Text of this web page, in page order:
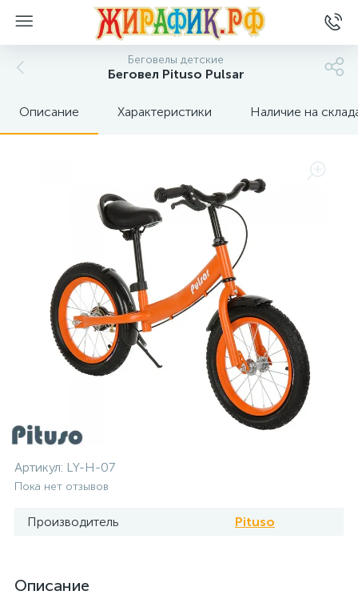
Беговелы детские
Беговел Pituso Pulsar
Описание Характеристики Наличие на
Артикул: LY-H-07
Пока нет отзывов
Производитель Pituso
Описание